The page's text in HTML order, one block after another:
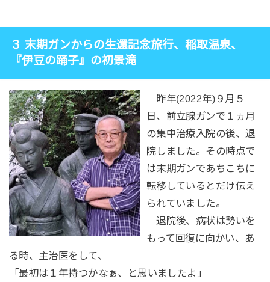
３ 末期ガンからの生還記念旅行、稲取温泉、
『伊豆の踊子』の初景滝
昨年(2022年)９月５
日、前立腺ガンで１ヵ月
の集中治療入院の後、退
院しました。その時点で
は末期ガンであちこちに
転移しているとだけ伝え
られていました。
退院後、病状は勢いを
もって回復に向かい、あ
る時、主治医をして、
「最初は１年持つかなぁ、と思いましたよ」